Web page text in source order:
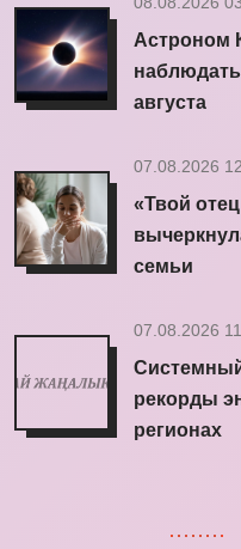
Астроном
августа
07.08.2026
«Твой
семьи
07.08.2026
рекорды
регионах